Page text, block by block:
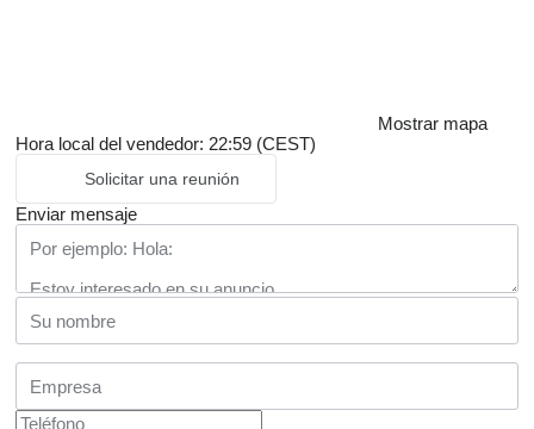
Mostrar mapa
Hora local del vendedor: 22:59 (CEST)
Solicitar una reunión
Enviar mensaje